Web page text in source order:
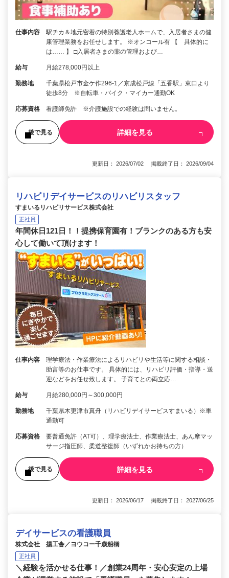
仕事内容
駅チカ＆地元密着の特別養護老人ホームで、入居者さまの健
康管理業務をお任せします。 ※オンコール有 【 具体的に
は…… 】 □入居者さまの薬の管理および…
給与 月給278,000円以上
勤務地
千葉県松戸市金ケ作296-1／京成松戸線「五香駅」東口より
徒歩8分 ※自転車・バイク・マイカー通勤OK
応募資格 看護師免許 ※介護施設での経験は問いません。
後で見る 詳細を見る
更新日： 2026/07/02 掲載終了日： 2026/09/04
リハビリデイサービスのリハビリスタッフ
すまいるリハビリサービス株式会社
正社員
年間休日121日！！提携保育園有！ブランクのある方も安
心して働いて頂けます！
仕事内容
理学療法・作業療法によるリハビリや生活等に関する相談・
助言等のお仕事です。 具体的には、リハビリ評価・指導・送
迎などをお任せ致します。 子育てとの両立応…
給与 月給280,000円～300,000円
勤務地
千葉県木更津市真舟（リハビリデイサービスすまいる）※車
通勤可
応募資格
要普通免許（AT可）、理学療法士、作業療法士、あん摩マッ
サージ指圧師、柔道整復師（いずれかお持ちの方）
後で見る 詳細を見る
更新日： 2026/06/17 掲載終了日： 2027/06/25
デイサービスの看護職員
株式会社 揚工舎／ヨウコー千歳船橋
正社員
＼経験を活かせる仕事！／創業24周年・安心安定の上場